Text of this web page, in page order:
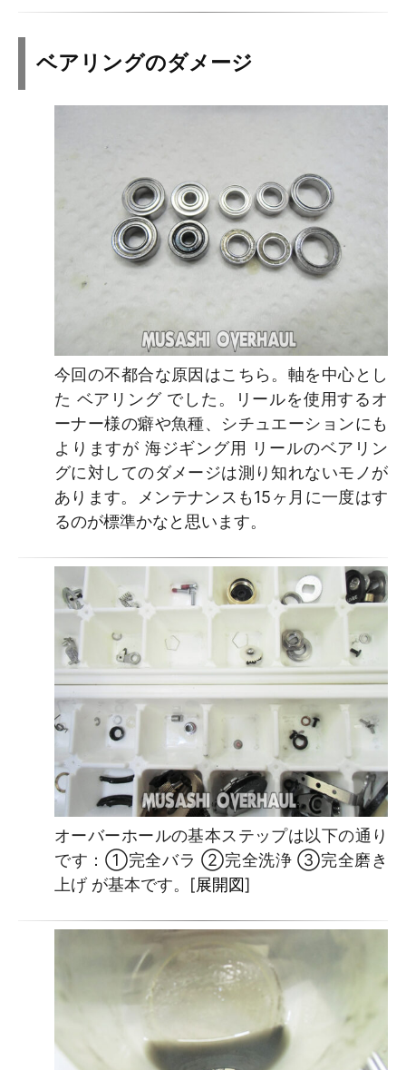
ベアリングのダメージ
今回の不都合な原因はこちら。軸を中心とし
た ベアリング でした。リールを使用するオ
ーナー様の癖や魚種、シチュエーションにも
よりますが 海ジギング用 リールのベアリン
グに対してのダメージは測り知れないモノが
あります。メンテナンスも15ヶ月に一度はす
るのが標準かなと思います。
オーバーホールの基本ステップは以下の通り
です：①完全バラ ②完全洗浄 ③完全磨き
上げ が基本です。[展開図]